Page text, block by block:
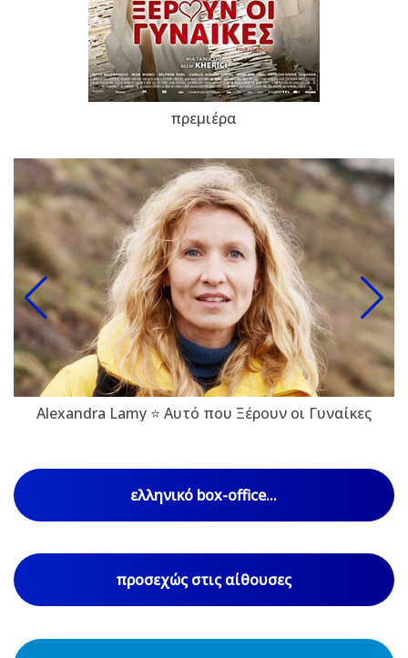
πρεμιέρα
Alexandra Lamy ⭐ Αυτό που Ξέρουν οι Γυναίκες
ελληνικό box-office...
προσεχώς στις αίθουσες